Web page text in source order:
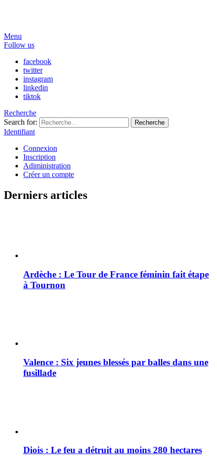
Menu
Follow us
facebook
twitter
instagram
linkedin
tiktok
Recherche
Search for:
Recherche
Identifiant
Connexion
Inscription
Adiministration
Créer un compte
Derniers articles
Ardèche : Le Tour de France féminin fait étape
à Tournon
Valence : Six jeunes blessés par balles dans une
fusillade
Diois : Le feu a détruit au moins 280 hectares